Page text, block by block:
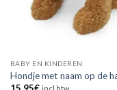
BABY EN KINDEREN
Hondje met naam op de